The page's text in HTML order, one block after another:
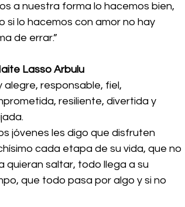
a nuestra forma lo hacemos bien,
si lo hacemos con amor no hay
de errar.”
Lasso Arbulu
alegre, responsable, fiel,
resiliente, divertida y
jóvenes les digo que disfruten
cada etapa de su vida, que no
quieran saltar, todo llega a su
que todo pasa por algo y si no